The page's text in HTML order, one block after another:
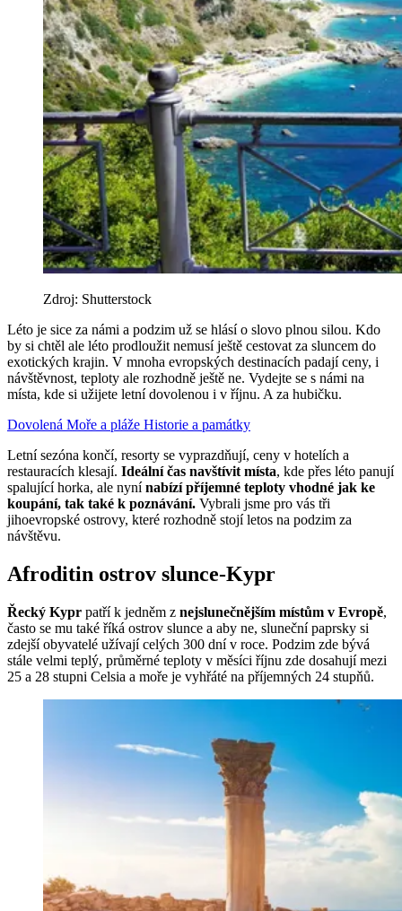
Zdroj: Shutterstock
Léto je sice za námi a podzim už se hlásí o slovo plnou silou. Kdo
by si chtěl ale léto prodloužit nemusí ještě cestovat za sluncem do
exotických krajin. V mnoha evropských destinacích padají ceny, i
návštěvnost, teploty ale rozhodně ještě ne. Vydejte se s námi na
místa, kde si užijete letní dovolenou i v říjnu. A za hubičku.
Dovolená Moře a pláže Historie a památky
Letní sezóna končí, resorty se vyprazdňují, ceny v hotelích a
restauracích klesají. Ideální čas navštívit místa, kde přes léto panují
spalující horka, ale nynínabízí příjemné teploty vhodné jak ke
koupání, tak také k poznávání. Vybrali jsme pro vás tři
jihoevropské ostrovy, které rozhodně stojí letos na podzim za
návštěvu.
Afroditin ostrov slunce-Kypr
Řecký Kypr patří k jedněm z nejslunečnějším místům v Evropě,
často se mu také říká ostrov slunce a aby ne, sluneční paprsky si
zdejší obyvatelé užívají celých 300 dní v roce. Podzim zde bývá
stále velmi teplý, průměrné teploty v měsíci říjnu zde dosahují mezi
25 a 28 stupni Celsia a moře je vyhřáté na příjemných 24 stupňů.